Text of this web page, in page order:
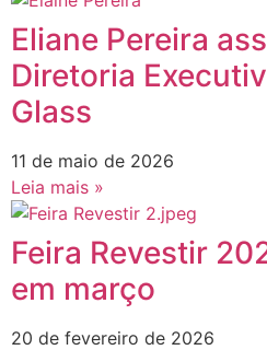
Eliane Pereira
Diretoria
Glass
11 de maio de 2026
Leia mais »
Feira Revestir
em março
20 de fevereiro de 2026